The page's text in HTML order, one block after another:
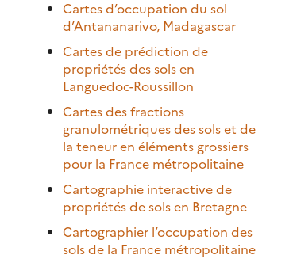
Cartes d’occupation du sol
d’Antananarivo, Madagascar
Cartes de prédiction de
propriétés des sols en
Languedoc-Roussillon
Cartes des fractions
granulométriques des sols et de
la teneur en éléments grossiers
pour la France métropolitaine
Cartographie interactive de
propriétés de sols en Bretagne
Cartographier l’occupation des
sols de la France métropolitaine